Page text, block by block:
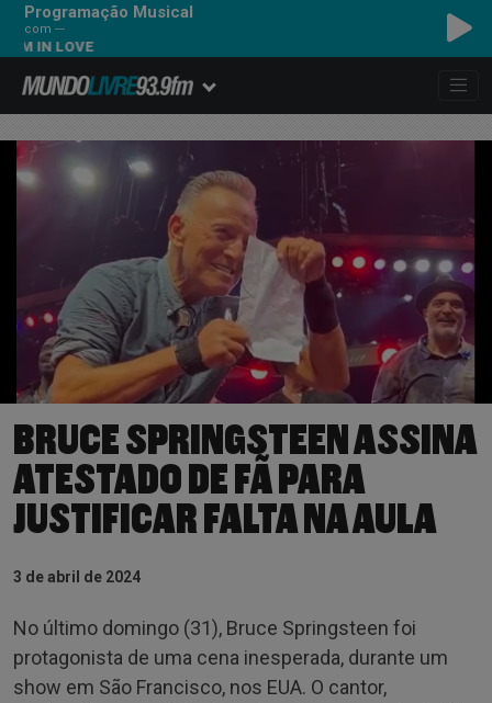
Programação Musical
com ---
LOVE
BRUCE SPRINGSTEEN ASSINA
ATESTADO DE FÃ PARA
JUSTIFICAR FALTA NA AULA
3 de abril de 2024
No último domingo (31), Bruce Springsteen foi
protagonista de uma cena inesperada, durante um
show em São Francisco, nos EUA. O cantor,